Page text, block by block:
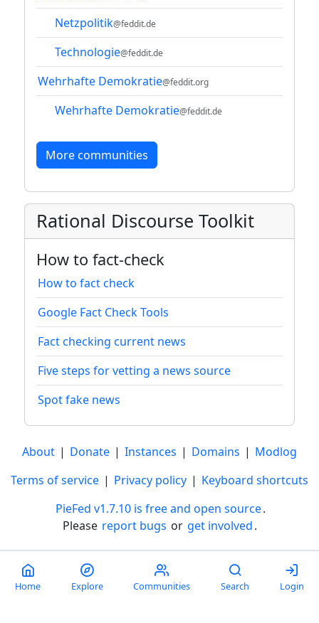
Netzpolitik@feddit.de
Technologie@feddit.de
Wehrhafte Demokratie@feddit.org
Wehrhafte Demokratie@feddit.de
More communities
Rational Discourse Toolkit
How to fact-check
How to fact check
Google Fact Check Tools
Fact checking current news
Five steps for vetting a news source
Spot fake news
About | Donate | Instances | Domains | Modlog
Terms of service | Privacy policy | Keyboard shortcuts
PieFed v1.7.10 is free and open source.
Please report bugs or get involved.
Home Explore Communities Search Login